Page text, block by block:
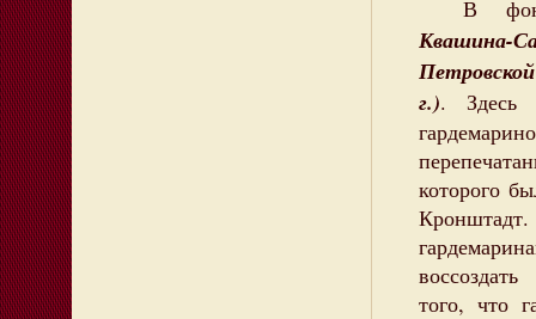
В фонде
Квашина-
г.). Здесь
которого
того, что